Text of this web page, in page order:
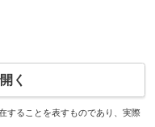
く
することを表すものであり、実際